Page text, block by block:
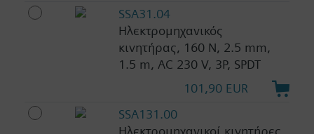
SSA31.04
Ηλεκτρομηχανικός
κινητήρας, 160 N, 2.5 mm,
1.5 m, AC 230 V, 3P, SPDT
101,90 EUR
SSA131.00
Ηλεκτρομηχανικοί κινητήρες